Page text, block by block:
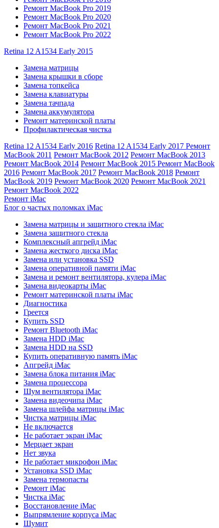
Ремонт MacBook Pro 2019
Ремонт MacBook Pro 2020
Ремонт MacBook Pro 2021
Ремонт MacBook Pro 2022
Retina 12 A1534 Early 2015
Замена матрицы
Замена крышки в сборе
Замена топкейса
Замена клавиатуры
Замена тачпада
Замена аккумулятора
Ремонт материнской платы
Профилактическая чистка
Retina 12 A1534 Early 2016 Retina 12 A1534 Early 2017 Ремонт
MacBook 2011 Ремонт MacBook 2012 Ремонт MacBook 2013
Ремонт MacBook 2014 Ремонт MacBook 2015 Ремонт MacBook
2016 Ремонт MacBook 2017 Ремонт MacBook 2018 Ремонт
MacBook 2019 Ремонт MacBook 2020 Ремонт MacBook 2021
Ремонт MacBook 2022
Ремонт iMac
Блог о частых поломках iMac
Замена матрицы и защитного стекла iMac
Замена защитного стекла
Комплексный апгрейд iMac
Замена жесткого диска iMac
Замена или установка SSD
Замена оперативной памяти iMac
Замена и ремонт вентилятора, кулера iMac
Замена видеокарты iMac
Ремонт материнской платы iMac
Диагностика
Греется
Купить SSD
Ремонт Bluetooth iMac
Замена HDD iMac
Замена HDD на SSD
Купить оперативную память iMac
Апгрейд iMac
Замена блока питания iMac
Замена процессора
Шум вентилятора iMac
Замена видеочипа iMac
Замена шлейфа матрицы iMac
Чистка матрицы iMac
Не включается
Не работает экран iMac
Мерцает экран
Нет звука
Не работает микрофон iMac
Установка SSD iMac
Замена термопасты
Ремонт iMac
Чистка iMac
Восстановление iMac
Выпрямление корпуса iMac
Шумит